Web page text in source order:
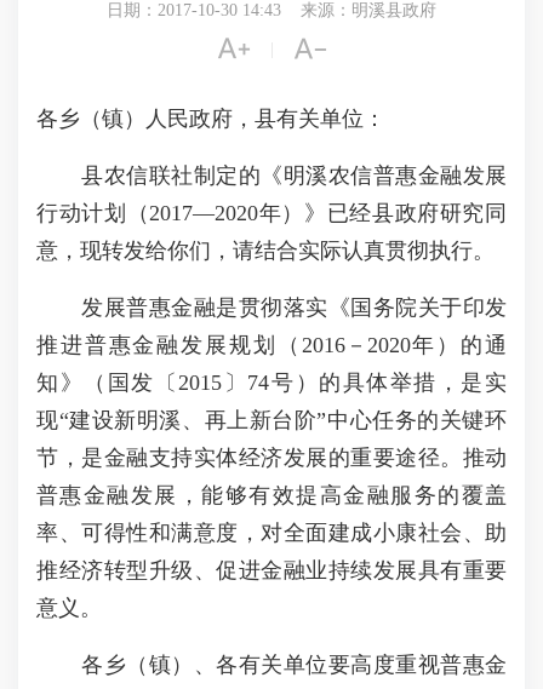
日期：2017-10-30 14:43 来源：明溪县政府
 
各乡（镇）人民政府，县有关单位：
县农信联社制定的《明溪农信普惠金融发展
行动计划（2017—2020年）》已经县政府研究同
意，现转发给你们，请结合实际认真贯彻执行。
发展普惠金融是贯彻落实《国务院关于印发
推进普惠金融发展规划（2016－2020年）的通
知》（国发〔2015〕74号）的具体举措，是实
现“建设新明溪、再上新台阶”中心任务的关键环
节，是金融支持实体经济发展的重要途径。推动
普惠金融发展，能够有效提高金融服务的覆盖
率、可得性和满意度，对全面建成小康社会、助
推经济转型升级、促进金融业持续发展具有重要
意义。
各乡（镇）、各有关单位要高度重视普惠金